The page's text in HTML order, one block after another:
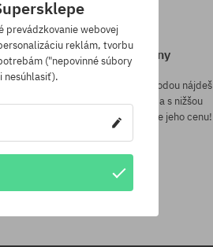
Záruka najnižšej ceny
Máme najlepšie ceny, ale keď náhodou nájdeš
ten istý produkt v inom e-shope a s nižšou
cenou - špeciálne pre Teba znížime jeho cenu!
prevádzkovanie webovej
reklám, tvorbu
("nepovinné súbory
nesúhlasiť).